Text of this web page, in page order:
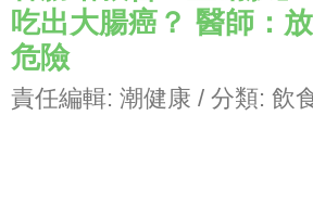
吃出大腸癌？ 醫師：
危險
責任編輯: 潮健康 / 分類: 飲